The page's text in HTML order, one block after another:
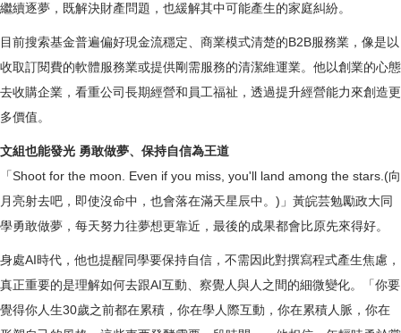
繼續逐夢，既解決財產問題，也緩解其中可能產生的家庭糾紛。
目前搜索基金普遍偏好現金流穩定、商業模式清楚的B2B服務業，像是以
收取訂閱費的軟體服務業或提供剛需服務的清潔維運業。他以創業的心態
去收購企業，看重公司長期經營和員工福祉，透過提升經營能力來創造更
多價值。
文組也能發光 勇敢做夢、保持自信為王道
「Shoot for the moon. Even if you miss, you'll land among the stars.(向
月亮射去吧，即使沒命中，也會落在滿天星辰中。)」黃皖芸勉勵政大同
學勇敢做夢，每天努力往夢想更靠近，最後的成果都會比原先來得好。
身處AI時代，他也提醒同學要保持自信，不需因此對撰寫程式產生焦慮，
真正重要的是理解如何去跟AI互動、察覺人與人之間的細微變化。「你要
覺得你人生30歲之前都在累積，你在學人際互動，你在累積人脈，你在